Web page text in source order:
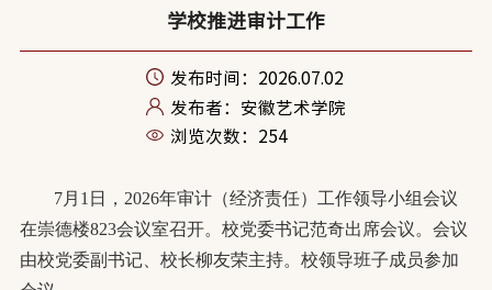
学校推进审计工作
发布时间：2026.07.02
发布者：安徽艺术学院
浏览次数： 254
7月1日，2026年审计（经济责任）工作领导小组会议
在崇德楼823会议室召开。校党委书记范奇出席会议。会议
由校党委副书记、校长柳友荣主持。校领导班子成员参加